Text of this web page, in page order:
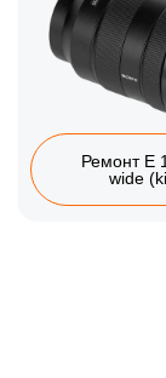
Ремонт E
wide